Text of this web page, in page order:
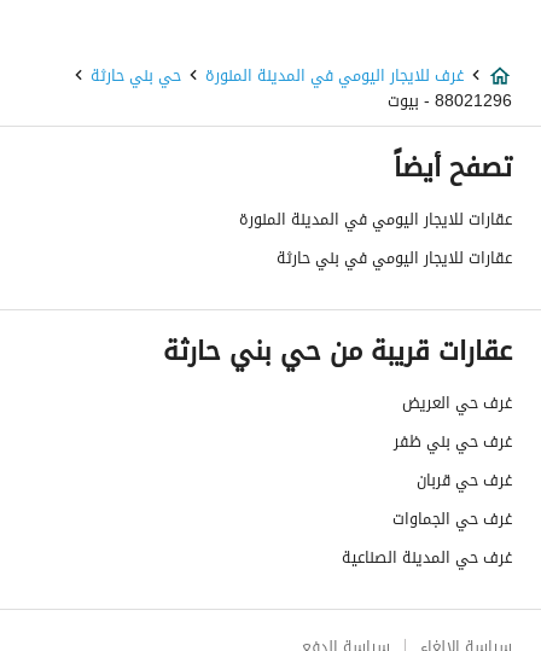
غرف للايجار اليومي في المدينة المنورة حي بني حارثة
88021296 - بيوت
تصفح أيضاً
عقارات للايجار اليومي في المدينة المنورة
عقارات للايجار اليومي في بني حارثة
عقارات قريبة من حي بني حارثة
غرف حي العريض
غرف حي بني ظفر
غرف حي قربان
غرف حي الجماوات
غرف حي المدينة الصناعية